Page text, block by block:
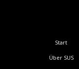
Start
Über SUS